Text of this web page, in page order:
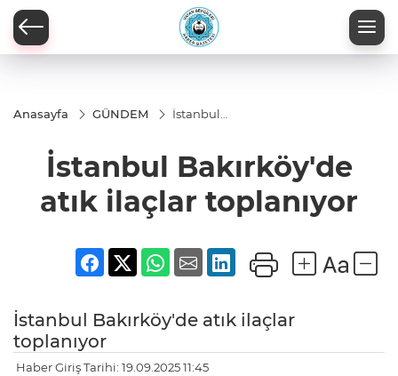
Anasayfa GÜNDEM
İstanbul
toplanıyor
İstanbul Bakırköy'de
atık ilaçlar toplanıyor
İstanbul Bakırköy'de atık ilaçlar
toplanıyor
Haber Giriş Tarihi: 19.09.2025 11:45